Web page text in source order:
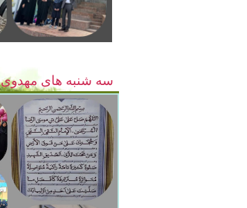
سه شنبه های مهدوی